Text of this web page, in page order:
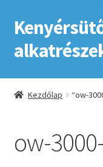
Ugrás
a
navigációhoz
Kilépés
a
tartalomba
Kezdőlap
ÁSZF
Kezdőlap “ow-
ow-